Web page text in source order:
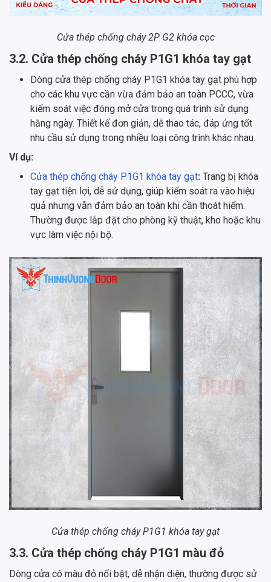
Cửa thép chống cháy 2P G2 khóa cọc
3.2. Cửa thép chống cháy P1G1 khóa tay gạt
Dòng cửa thép chống cháy P1G1 khóa tay gạt phù hợp
cho các khu vực cần vừa đảm bảo an toàn PCCC, vừa
kiểm soát việc đóng mở cửa trong quá trình sử dụng
hằng ngày. Thiết kế đơn giản, dễ thao tác, đáp ứng tốt
nhu cầu sử dụng trong nhiều loại công trình khác nhau.
Ví dụ:
Cửa thép chống cháy P1G1 khóa tay gạt: Trang bị khóa
tay gạt tiện lợi, dễ sử dụng, giúp kiểm soát ra vào hiệu
quả nhưng vẫn đảm bảo an toàn khi cần thoát hiểm.
Thường được lắp đặt cho phòng kỹ thuật, kho hoặc khu
vực làm việc nội bộ.
Cửa thép chống cháy P1G1 khóa tay gạt
3.3. Cửa thép chống cháy P1G1 màu đỏ
Dòng cửa có màu đỏ nổi bật, dễ nhận diện, thường được sử